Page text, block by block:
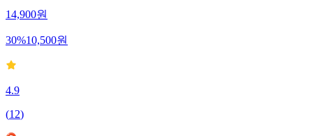
14,900원
30%10,500원
4.9
(12)